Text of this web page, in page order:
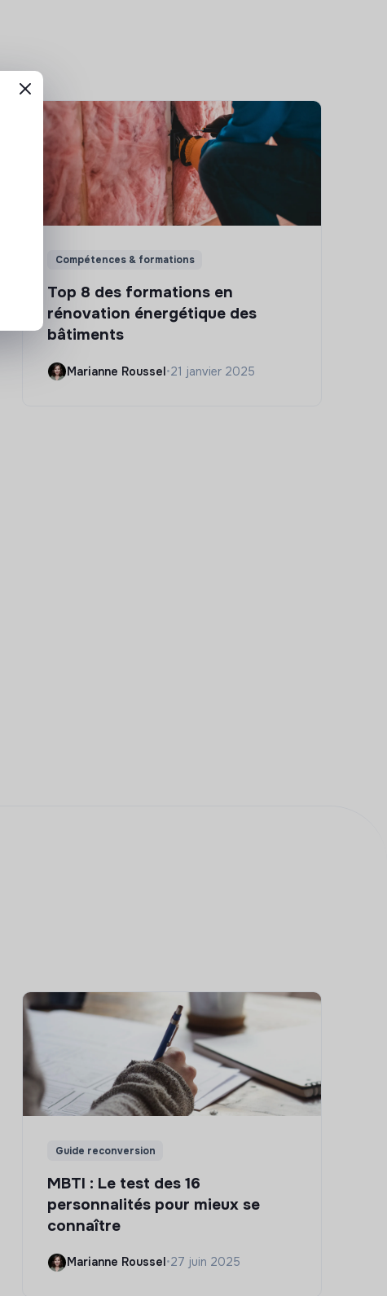
Compétences & formations
Top 8 des formations en
rénovation énergétique des
bâtiments
Marianne Roussel•21 janvier 2025
Guide reconversion
MBTI : Le test des 16
personnalités pour mieux se
connaître
Marianne Roussel•27 juin 2025